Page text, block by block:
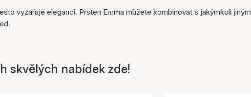
vyzařuje eleganci. Prsten Emma můžete kombinovat s jakýmkoli jiným
skvělých nabídek zde!